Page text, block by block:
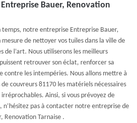
Bauer, Renovation
notre entreprise Entreprise Bauer,
de nettoyer vos tuiles dans la ville de
de l’art. Nous utiliserons les meilleurs
retrouver son éclat, renforcer sa
contre les intempéries. Nous allons mettre à
couvreurs 81170 les matériels nécessaires
Ainsi, si vous prévoyez de
n’hésitez pas à contacter notre entreprise de
Renovation Tarnaise .